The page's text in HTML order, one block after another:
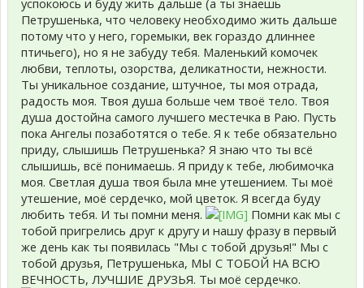
успокоюсь и буду жить дальше (а ты знаешь
Петрушенька, что человеку необходимо жить дальше
потому что у него, горемыки, век гораздо длиннее
птичьего), но я не забуду тебя. Маленький комочек
любви, теплоты, озорства, деликатности, нежности.
Ты уникальное создание, штучное, ты моя отрада,
радость моя. Твоя душа больше чем твоё тело. Твоя
душа достойна самого лучшего местечка в Раю. Пусть
пока Ангелы позаботятся о тебе. Я к тебе обязательно
приду, слышишь Петрушенька? Я знаю что ты всё
слышишь, всё понимаешь. Я приду к тебе, любимочка
моя. Светлая душа твоя была мне утешением. Ты моё
утешение, моё сердечко, мой цветок. Я всегда буду
любить тебя. И ты помни меня.
Помни как мы с
тобой пригрелись друг к другу и нашу фразу в первый
же день как ты появилась "Мы с тобой друзья!" Мы с
тобой друзья, Петрушенька, МЫ С ТОБОЙ НА ВСЮ
ВЕЧНОСТЬ, ЛУЧШИЕ ДРУЗЬЯ. Ты моё сердечко.